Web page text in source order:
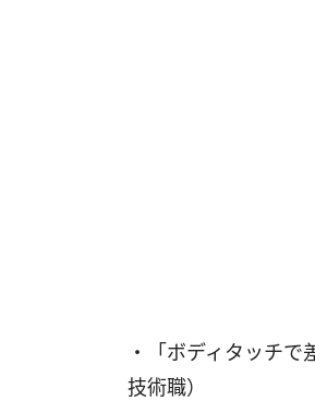
・「ボディタッチ
技術職）